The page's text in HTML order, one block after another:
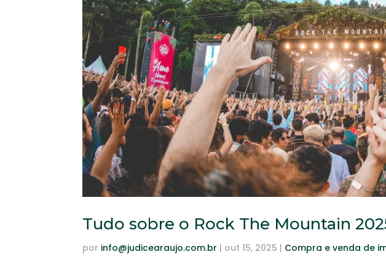
Tudo sobre o Rock The Mountain
por info@judicearaujo.com.br | out 15, 2025 | Compra e venda de